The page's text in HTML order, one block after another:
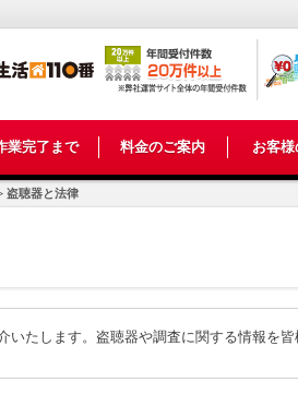
業完了まで 料金のご案内 お客様
盗聴器と法律
いたします。盗聴器や調査に関する情報を